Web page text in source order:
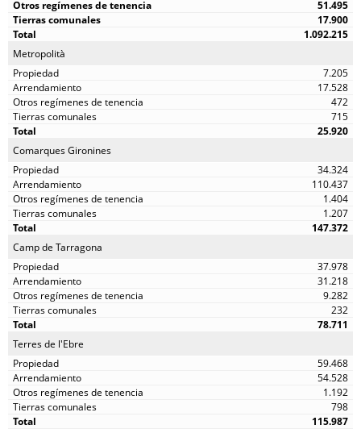
51.495
17.900
1.092.215
Metropolità
7.205
17.528
472
715
25.920
Comarques Gironines
34.324
110.437
1.404
1.207
147.372
Camp de Tarragona
37.978
31.218
9.282
232
78.711
Terres de l'Ebre
59.468
54.528
1.192
798
115.987